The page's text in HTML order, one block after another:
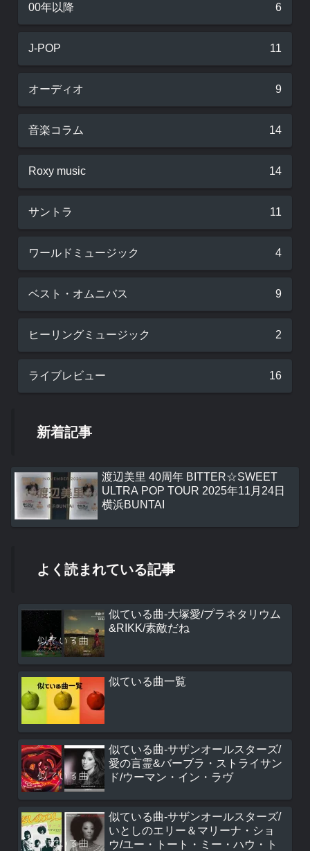
00年以降 6
J-POP 11
オーディオ 9
音楽コラム 14
Roxy music 14
サントラ 11
ワールドミュージック 4
ベスト・オムニバス 9
ヒーリングミュージック 2
ライブレビュー 16
新着記事
渡辺美里 40周年 BITTER☆SWEET
ULTRA POP TOUR 2025年11月24日
横浜BUNTAI
よく読まれている記事
似ている曲-大塚愛/プラネタリウム
&RIKK/素敵だね
似ている曲一覧
似ている曲-サザンオールスターズ/
愛の言霊&バーブラ・ストライサン
ド/ウーマン・イン・ラヴ
似ている曲-サザンオールスターズ/
いとしのエリー＆マリーナ・ショ
ウ/ユー・トート・ミー・ハウ・ト